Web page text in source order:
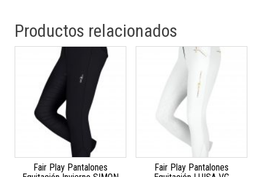
Productos relacionados
Fair Play Pantalones
Fair Play Pantalones